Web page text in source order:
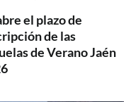
el plazo de
de las
de Verano Jaén